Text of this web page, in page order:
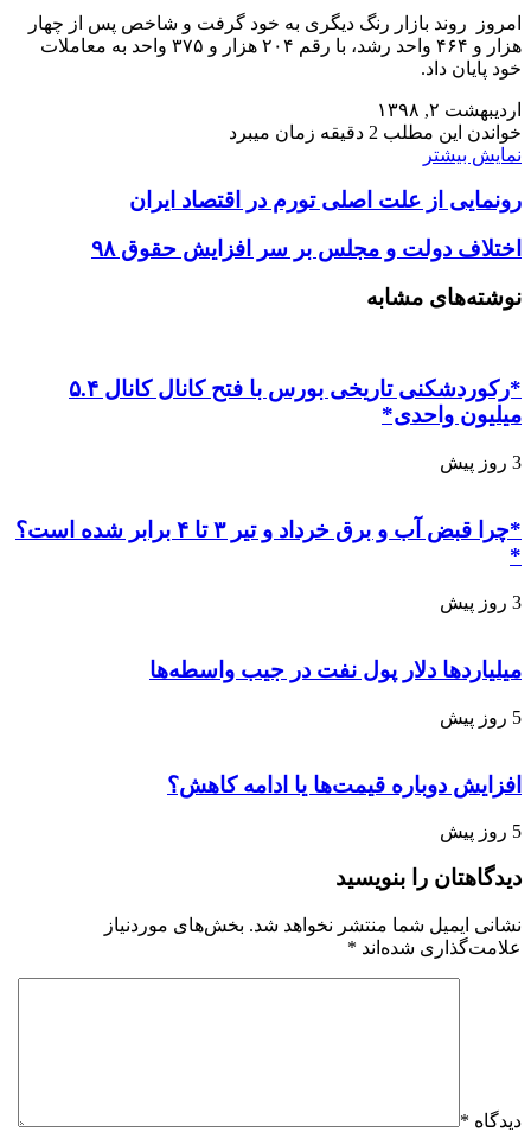
امروز روند بازار رنگ دیگری به خود گرفت و شاخص پس از چهار
هزار و ۴۶۴ واحد رشد، با رقم ۲۰۴ هزار و ۳۷۵ واحد به معاملات
خود پایان داد.
اردیبهشت ۲, ۱۳۹۸
خواندن این مطلب 2 دقیقه زمان میبرد
نمایش بیشتر
رونمایی از علت اصلی تورم در اقتصاد ایران
اختلاف دولت و مجلس بر سر افزایش حقوق ۹۸
نوشته‌های مشابه
*رکوردشکنی تاریخی بورس با فتح کانال کانال ۵.۴
میلیون واحدی*
3 روز پیش
*چرا قبض آب و برق خرداد و تیر ۳ تا ۴ برابر شده است؟
*
3 روز پیش
میلیاردها دلار پول نفت در جیب واسطه‌ها
5 روز پیش
افزایش دوباره قیمت‌ها یا ادامه کاهش؟
5 روز پیش
دیدگاهتان را بنویسید
نشانی ایمیل شما منتشر نخواهد شد. بخش‌های موردنیاز
علامت‌گذاری شده‌اند *
دیدگاه *